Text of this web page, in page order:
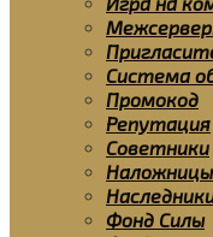
Система
Промокод
Репутация
Советники
Наложницы
Фонд Силы